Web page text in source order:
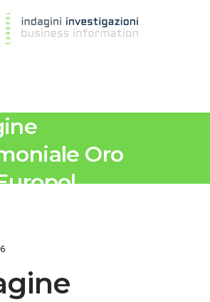
Oro